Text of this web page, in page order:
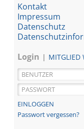
Kontakt
Impressum
Datenschutz
Login
MITGLIED
Passwort vergessen?